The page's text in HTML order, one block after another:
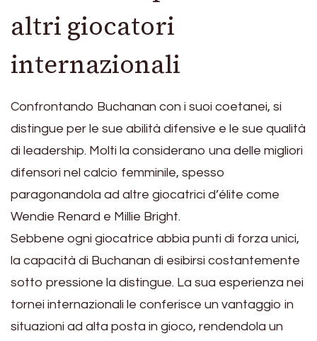
altri giocatori
internazionali
Confrontando Buchanan con i suoi coetanei, si
distingue per le sue abilità difensive e le sue qualità
di leadership. Molti la considerano una delle migliori
difensori nel calcio femminile, spesso
paragonandola ad altre giocatrici d’élite come
Wendie Renard e Millie Bright.
Sebbene ogni giocatrice abbia punti di forza unici,
la capacità di Buchanan di esibirsi costantemente
sotto pressione la distingue. La sua esperienza nei
tornei internazionali le conferisce un vantaggio in
situazioni ad alta posta in gioco, rendendola un